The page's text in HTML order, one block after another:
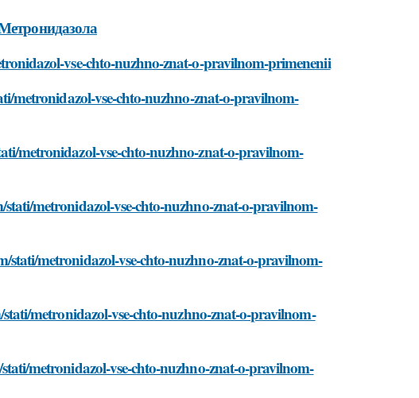
vse-chto-nuzhno-znat-o-pravilnom-primenenii
metronidazol-vse-chto-nuzhno-znat-o-pravilnom-
metronidazol-vse-chto-nuzhno-znat-o-pravilnom-
metronidazol-vse-chto-nuzhno-znat-o-pravilnom-
stati/metronidazol-vse-chto-nuzhno-znat-o-pravilnom-
metronidazol-vse-chto-nuzhno-znat-o-pravilnom-
metronidazol-vse-chto-nuzhno-znat-o-pravilnom-